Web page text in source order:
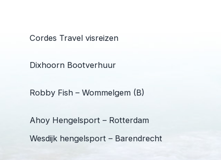
Cordes Travel visreizen
Dixhoorn Bootverhuur
Robby Fish – Wommelgem (B)
Ahoy Hengelsport – Rotterdam
Wesdijk hengelsport – Barendrecht